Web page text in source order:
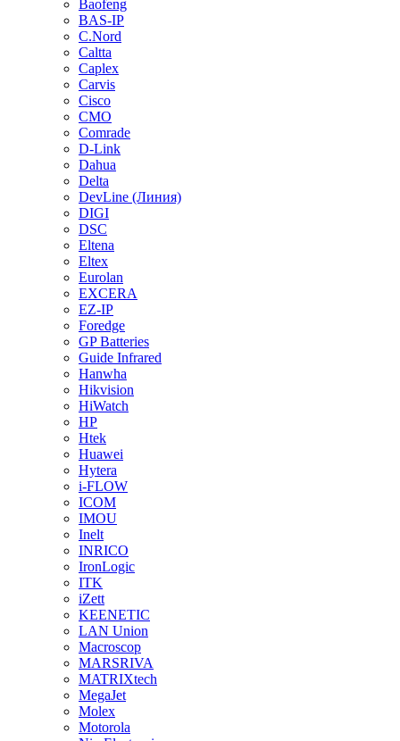
Baofeng
BAS-IP
C.Nord
Caltta
Caplex
Carvis
Cisco
CMO
Comrade
D-Link
Dahua
Delta
DevLine (Линия)
DIGI
DSC
Eltena
Eltex
Eurolan
EXCERA
EZ-IP
Foredge
GP Batteries
Guide Infrared
Hanwha
Hikvision
HiWatch
HP
Htek
Huawei
Hytera
i-FLOW
ICOM
IMOU
Inelt
INRICO
IronLogic
ITK
iZett
KEENETIC
LAN Union
Macroscop
MARSRIVA
MATRIXtech
MegaJet
Molex
Motorola